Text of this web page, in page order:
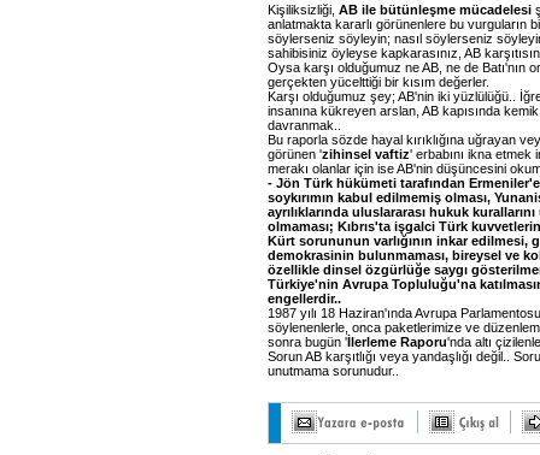
Kişiliksizliği, AB ile bütünleşme mücadelesi
anlatmakta kararlı görünenlere bu vurguların
söylerseniz söyleyin; nasıl söylerseniz
sahibisiniz öyleyse kapkarasınız, AB
Oysa karşı olduğumuz ne AB, ne de Batı'nın
gerçekten yücelttiği bir kısım değerler.
Karşı olduğumuz şey; AB'nin iki yüzlülüğü..
insanına kükreyen arslan, AB kapısında
davranmak..
Bu raporla sözde hayal kırıklığına uğrayan
görünen 'zihinsel vaftiz' erbabını ikna etmek
merakı olanlar için ise AB'nin düşüncesini
- Jön Türk hükümeti tarafından
soykırımın kabul edilmemiş olması,
ayrılıklarında uluslararası hukuk
olmaması; Kıbrıs'ta işgalci Türk
Kürt sorununun varlığının inkar edilmesi,
demokrasinin bulunmaması, bireysel ve
özellikle dinsel özgürlüğe saygı
Türkiye'nin Avrupa Topluluğu'na
engellerdir..
1987 yılı 18 Haziran'ında Avrupa
söylenenlerle, onca paketlerimize ve
sonra bugün 'İlerleme Raporu'nda altı
Sorun AB karşıtlığı veya yandaşlığı değil..
unutmama sorunudur..